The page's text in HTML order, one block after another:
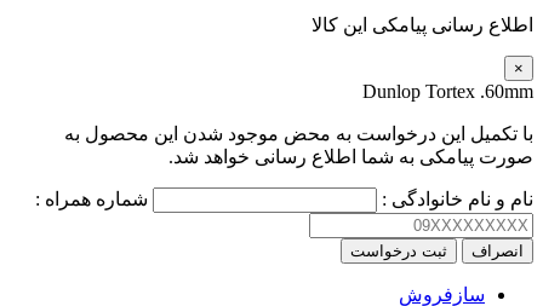
اطلاع رسانی پیامکی این کالا
×
Dunlop Tortex .60mm
با تکمیل این درخواست به محض موجود شدن این محصول به
صورت پیامکی به شما اطلاع رسانی خواهد شد.
نام و نام خانوادگی : شماره همراه :
انصراف ثبت درخواست
سازفروش